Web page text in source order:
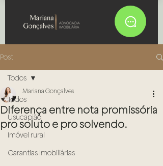
Post
Todos
Usucapião
Imóvel rural
Garantias Imobiliárias
Todos
Diferença entre nota promissória
pro soluto e pro solvendo.
Mariana Gonçalves